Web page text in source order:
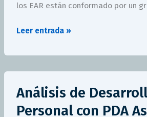
los EAR están conformado por un
Leer entrada »
Análisis de
Personal con PDA
de